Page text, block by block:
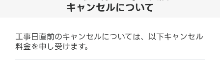
キャンセルについて
工事日直前のキャンセルについては、以下キャンセル
料金を申し受けます。